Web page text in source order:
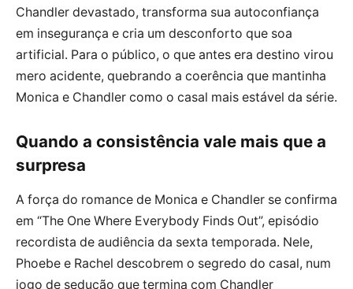
Chandler devastado, transforma sua autoconfiança
em insegurança e cria um desconforto que soa
artificial. Para o público, o que antes era destino virou
mero acidente, quebrando a coerência que mantinha
Monica e Chandler como o casal mais estável da série.
Quando a consistência vale mais que a
surpresa
A força do romance de Monica e Chandler se confirma
em “The One Where Everybody Finds Out”, episódio
recordista de audiência da sexta temporada. Nele,
Phoebe e Rachel descobrem o segredo do casal, num
jogo de sedução que termina com Chandler